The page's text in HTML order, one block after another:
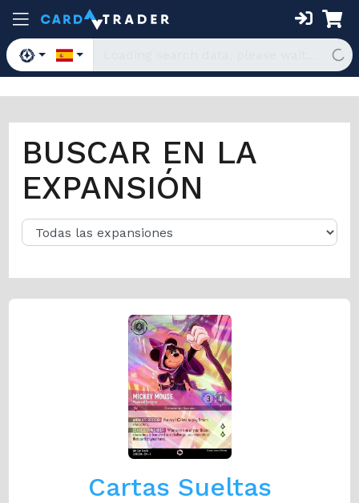
BUSCAR EN LA
EXPANSIÓN
Cartas Sueltas